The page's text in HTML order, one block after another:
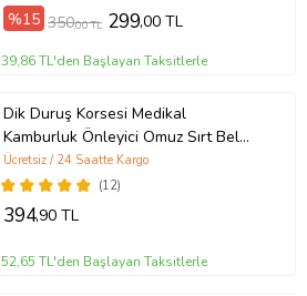
%15 350,00 TL 299,00 TL
39,86 TL'den Başlayan Taksitlerle
Dik Duruş Korsesi Medikal
Kamburluk Önleyici Omuz Sırt Bel
Korsesi Dik Durma Aparatı Skolyoz
Dik Durmak İçin Korse
(12)
Ücretsiz / 24 Saatte Kargo
394,90 TL
52,65 TL'den Başlayan Taksitlerle